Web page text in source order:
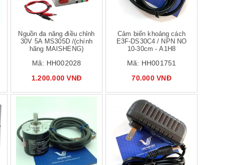
Nguồn đa năng điều chỉnh
30V 5A MS305D /(chính
hãng MAISHENG)
Mã: HH002028
1.200.000 VNĐ
Cảm biến khoảng cách
E3F-DS30C4 / NPN NO
10-30cm - A1H8
Mã: HH001751
70.000 VNĐ